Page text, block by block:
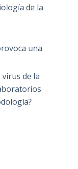
de la
una
de la